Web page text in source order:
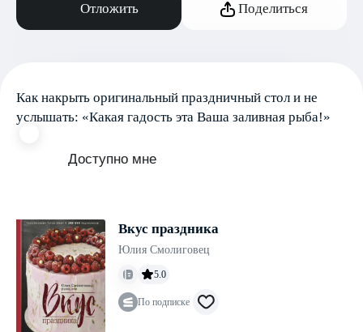
Отложить Поделиться
Как накрыть оригинальный праздничный стол и не
услышать: «Какая гадость эта Ваша заливная рыба!»
Доступно мне
Вкус праздника
Юлия Смолиговец
5.0
По подписке